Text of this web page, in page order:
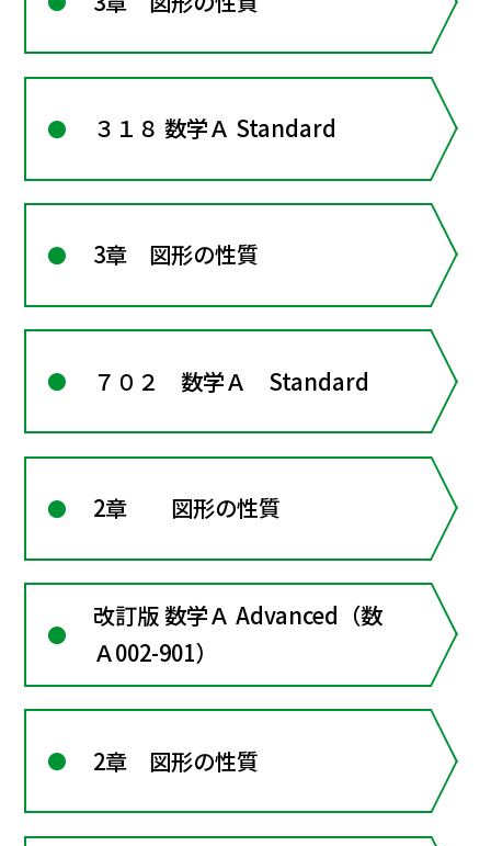
３１８ 数学Ａ Standard
3章 図形の性質
７０２ 数学Ａ Standard
2章 図形の性質
改訂版 数学Ａ Advanced（数
Ａ002-901）
2章 図形の性質